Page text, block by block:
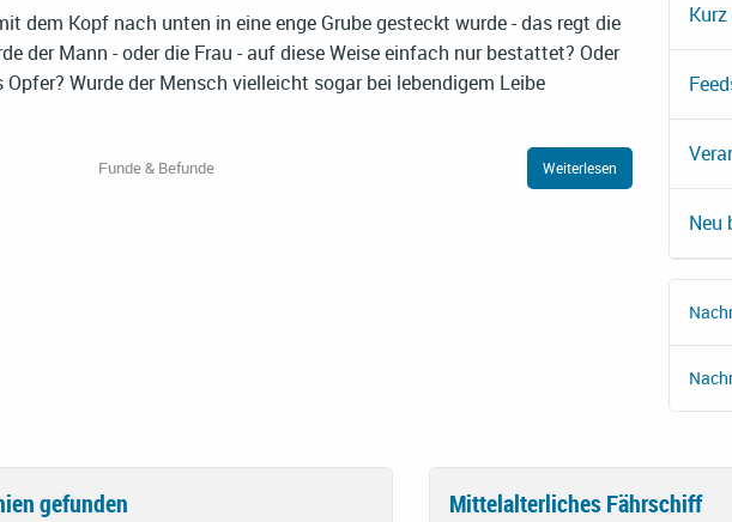
dem Kopf nach unten in eine enge Grube gesteckt wurde - das regt die
der Mann - oder die Frau - auf diese Weise einfach nur bestattet? Oder
Wurde der Mensch vielleicht sogar bei lebendigem Leibe
Funde & Befunde Weiterlesen
Neu
gefunden Mittelalterliches Fährschiff